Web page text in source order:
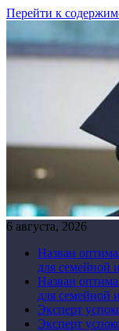
Перейти к
6 августа, 2026
Назван
для семейной
Назван
для семейной
Эксперт
Эксперт